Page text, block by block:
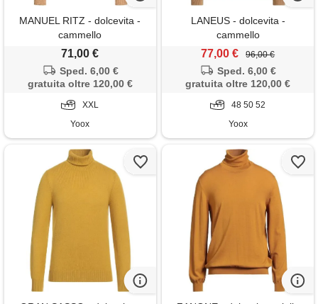
MANUEL RITZ - dolcevita -
cammello
71,00 €
Sped. 6,00 €
gratuita oltre 120,00 €
XXL
Yoox
LANEUS - dolcevita -
cammello
77,00 € 96,00 €
Sped. 6,00 €
gratuita oltre 120,00 €
48 50 52
Yoox